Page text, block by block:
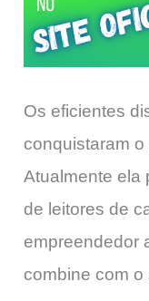
Os eficientes
conquistaram
Atualmente ela
de leitores de
empreendedor
combine com